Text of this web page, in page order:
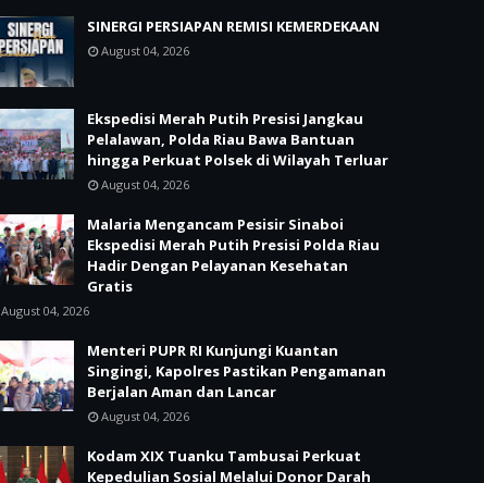
SINERGI PERSIAPAN REMISI KEMERDEKAAN
August 04, 2026
Ekspedisi Merah Putih Presisi Jangkau
Pelalawan, Polda Riau Bawa Bantuan
hingga Perkuat Polsek di Wilayah Terluar
August 04, 2026
Malaria Mengancam Pesisir Sinaboi
Ekspedisi Merah Putih Presisi Polda Riau
Hadir Dengan Pelayanan Kesehatan
Gratis
August 04, 2026
Menteri PUPR RI Kunjungi Kuantan
Singingi, Kapolres Pastikan Pengamanan
Berjalan Aman dan Lancar
August 04, 2026
Kodam XIX Tuanku Tambusai Perkuat
Kepedulian Sosial Melalui Donor Darah